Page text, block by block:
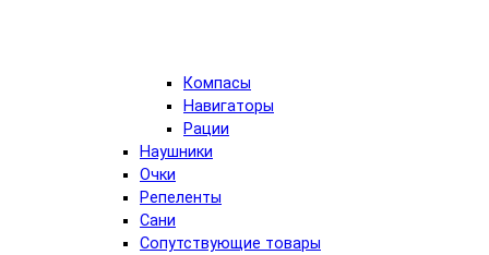
Компасы
Навигаторы
Рации
Наушники
Очки
Репеленты
Сани
Сопутствующие товары